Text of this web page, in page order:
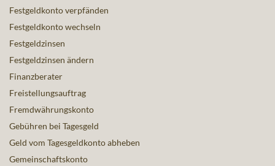
Festgeldkonto verpfänden
Festgeldkonto wechseln
Festgeldzinsen
Festgeldzinsen ändern
Finanzberater
Freistellungsauftrag
Fremdwährungskonto
Gebühren bei Tagesgeld
Geld vom Tagesgeldkonto abheben
Gemeinschaftskonto